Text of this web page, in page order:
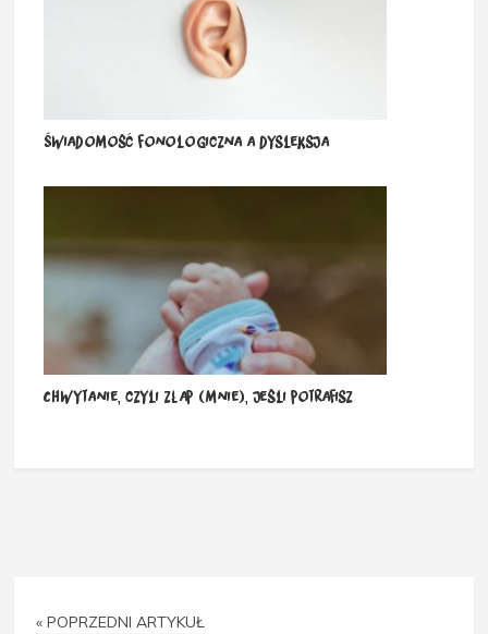
Świadomość fonologiczna a dysleksja
Chwytanie, czyli złap (mnie), jeśli potrafisz
« POPRZEDNI ARTYKUŁ